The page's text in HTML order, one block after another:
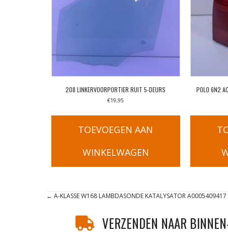
208 LINKERVOORPORTIER RUIT 5-DEURS
€19,95
TOEVOEGEN AAN
WINKELWAGEN
POLO 6N2
Posts
navigation
← A-KLASSE W168 LAMBDASONDE KATALYSATOR
VERZENDEN NAAR